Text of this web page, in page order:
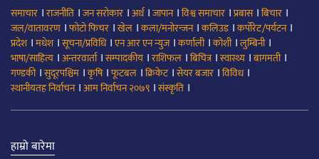
समाचार ।राजनीति ।जन सरोकार ।अर्थ।जापान।विश्व समाचार ।प्रबास।बिचार ।
जल/वातावरण ।फोटो फिचर ।खेल ।कला/मनोरन्जन।कलिउड।कर्पोरेट/पर्यटन।
प्रदेश।मधेश।सूचना/प्रविधि।एन आर एन न्युज।कर्णाली।कोशी।लुम्बिनी।
भाषा/साहित्य ।अन्तरवार्ता।सम्पादकीय ।राशिफल ।बिचित्र।स्वास्थ्य ।बागमती।
गण्डकी।सुदूरपश्चिम ।कृषि।फूटबल ।क्रिकेट।सेयर बजार ।विविध।
स्थानीयतह निर्वाचन।आम निर्वाचन २०७९ ।संस्कृति ।
हाम्रो बारेमा